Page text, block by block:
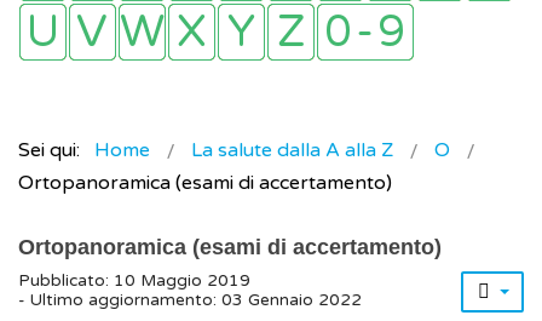
Sei qui: Home La salute dalla A alla Z
O
Ortopanoramica (esami di accertamento)
Ortopanoramica (esami di accertamento)
Pubblicato: 10 Maggio 2019
- Ultimo aggiornamento: 03 Gennaio 2022